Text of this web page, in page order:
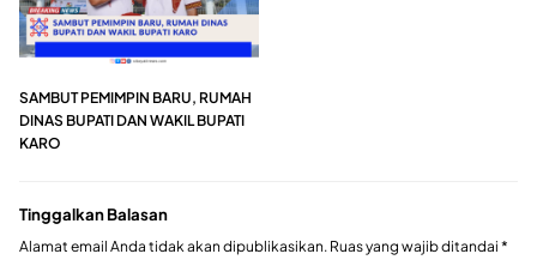
SAMBUT PEMIMPIN BARU, RUMAH
DINAS BUPATI DAN WAKIL BUPATI
KARO
Tinggalkan Balasan
Alamat email Anda tidak akan dipublikasikan. Ruas yang wajib ditandai *